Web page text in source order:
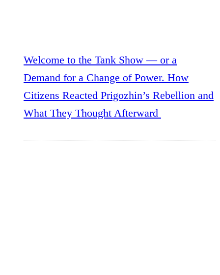
Welcome to the Tank Show — or a
Demand for a Change of Power. How
Citizens Reacted Prigozhin’s Rebellion and
What They Thought Afterward